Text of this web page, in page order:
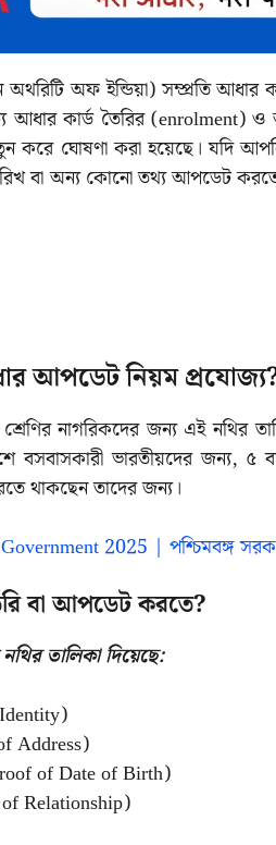
অফ ইন্ডিয়া) সম্প্রতি আধার
আধার কার্ড তৈরির (enrolment)
করে ঘোষণা করা হয়েছে। যদি
বা অন্য কোনো তথ্য আপডেট
আপডেট নিয়ম
নাগরিকদের জন্য এই নথির
বসবাসকারী ভারতীয়দের
থাকছেন তাদের জন্য।
2025 | পশ্চিমবঙ্গ
বা আপডেট করতে?
তালিকা দিয়েছে:
Address)
of Date of Birth)
of Relationship)